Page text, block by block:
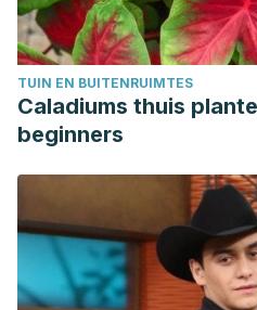
diet in obese patients. Exp
205.
Ting R, Dugré N, Allan GM,
weight loss.
Can Fam Physician
TUIN EN BUITENRUIMTES
Caladiums thuis
beginners